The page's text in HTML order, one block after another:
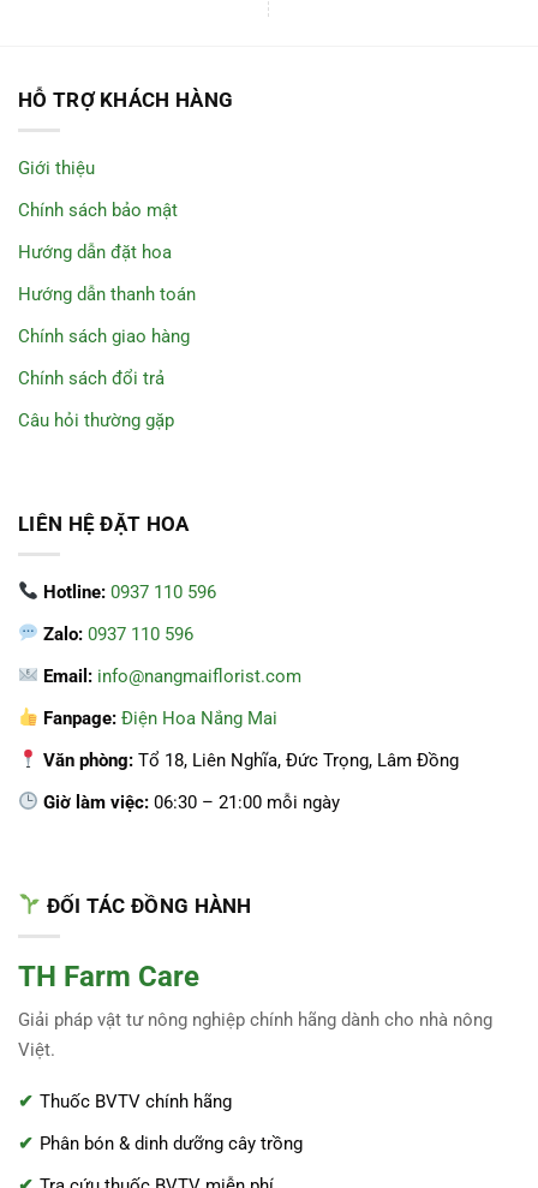
HỖ TRỢ KHÁCH HÀNG
Giới thiệu
Chính sách bảo mật
Hướng dẫn đặt hoa
Hướng dẫn thanh toán
Chính sách giao hàng
Chính sách đổi trả
Câu hỏi thường gặp
LIÊN HỆ ĐẶT HOA
Hotline: 0937 110 596
Zalo: 0937 110 596
Email: info@nangmaiflorist.com
Fanpage: Điện Hoa Nắng Mai
Văn phòng: Tổ 18, Liên Nghĩa, Đức Trọng, Lâm Đồng
Giờ làm việc: 06:30 – 21:00 mỗi ngày
ĐỐI TÁC ĐỒNG HÀNH
TH Farm Care
Giải pháp vật tư nông nghiệp chính hãng dành cho nhà nông
Việt.
Thuốc BVTV chính hãng
Phân bón & dinh dưỡng cây trồng